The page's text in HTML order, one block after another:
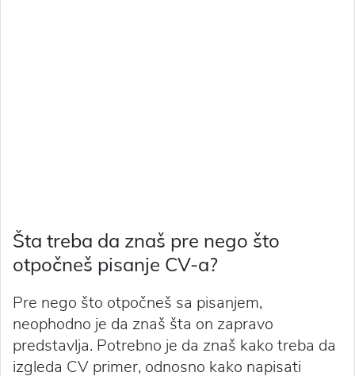
Šta treba da znaš pre nego što
otpočneš pisanje CV-a?
Pre nego što otpočneš sa pisanjem,
neophodno je da znaš šta on zapravo
predstavlja. Potrebno je da znaš kako treba da
izgleda CV primer, odnosno kako napisati